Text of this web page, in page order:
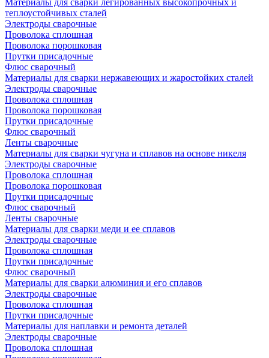
Материалы для сварки легированных высокопрочных и
теплоустойчивых сталей
Электроды сварочные
Проволока сплошная
Проволока порошковая
Прутки присадочные
Флюс сварочный
Материалы для сварки нержавеющих и жаростойких сталей
Электроды сварочные
Проволока сплошная
Проволока порошковая
Прутки присадочные
Флюс сварочный
Ленты сварочные
Материалы для сварки чугуна и сплавов на основе никеля
Электроды сварочные
Проволока сплошная
Проволока порошковая
Прутки присадочные
Флюс сварочный
Ленты сварочные
Материалы для сварки меди и ее сплавов
Электроды сварочные
Проволока сплошная
Прутки присадочные
Флюс сварочный
Материалы для сварки алюминия и его сплавов
Электроды сварочные
Проволока сплошная
Прутки присадочные
Материалы для наплавки и ремонта деталей
Электроды сварочные
Проволока сплошная